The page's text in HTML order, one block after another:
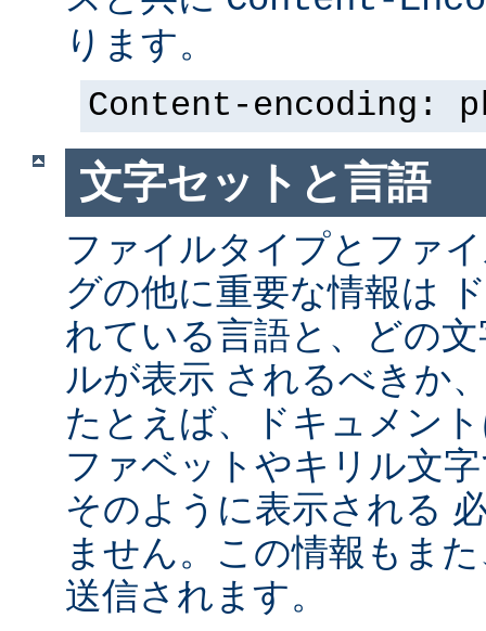
ります。
Content-encoding:
文字セットと言語
ファイルタイプとファ
グの他に重要な情報は
れている言語と、どの
ルが表示 されるべきか
たとえば、ドキュメン
ファベットやキリル文
そのように表示される
ません。この情報もま
送信されます。